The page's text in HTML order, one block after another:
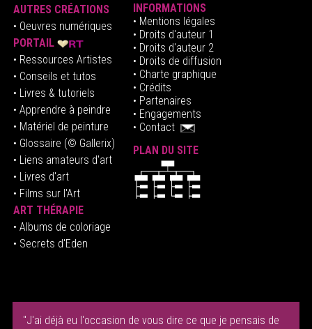
AUTRES CRÉATIONS
• Oeuvres numériques
PORTAIL
• Ressources Artistes
• Conseils et tutos
• Livres & tutoriels
• Apprendre à peindre
• Matériel de peinture
• Glossaire (© Gallerix)
• Liens amateurs d'art
• Livres d'art
• Films sur l'Art
ART THÉRAPIE
• Albums de coloriage
• Secrets d'Eden
INFORMATIONS
• Mentions légales
• Droits d'auteur1
• Droits d'auteur 2
• Droits de diffusion
• Charte graphique
• Crédits
• Partenaires
• Engagements
• Contact
PLAN DU SITE
"J'ai déjà eu l'occasion de vous dire ce que je pensais de